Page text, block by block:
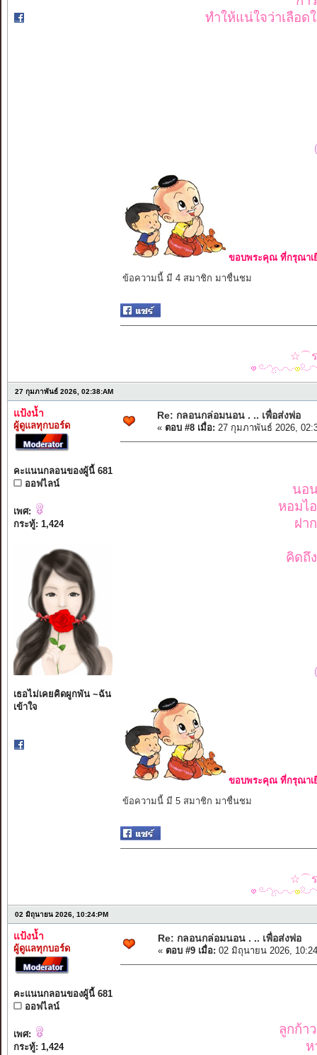
ทำให้แน่ใจว่าเลือด
ขอบพระคุณ ที่กรุณาเ
ข้อความนี้ มี 4 สมาชิก มาชื่นชม
☆⌒ร
27 กุมภาพันธ์ 2026, 02:38:AM
แป้งน้ำ
ผู้ดูแลทุกบอร์ด
คะแนนกลอนของผู้นี้ 681
ออฟไลน์
เพศ:
กระทู้: 1,424
เธอไม่เคยคิดผูกพัน ~ฉัน
เข้าใจ
Re: กลอนกล่อมนอน . .. เพื่อส่งพ่อ
« ตอบ #8 เมื่อ: 27 กุมภาพันธ์ 2026,
นอ
หอมไ
ฝา
คิดถึ
ขอบพระคุณ ที่กรุณาเ
ข้อความนี้ มี 5 สมาชิก มาชื่นชม
☆⌒ร
02 มิถุนายน 2026, 10:24:PM
แป้งน้ำ
ผู้ดูแลทุกบอร์ด
คะแนนกลอนของผู้นี้ 681
ออฟไลน์
เพศ:
กระทู้: 1,424
Re: กลอนกล่อมนอน . .. เพื่อส่งพ่อ
« ตอบ #9 เมื่อ: 02 มิถุนายน 2026,
ลูกก้า
ห